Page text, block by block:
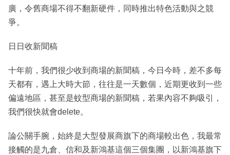
廣，令舊商場不得不翻新硬件，同時推出特色活動與之競
爭。
日日收新聞稿
十年前，我們很少收到商場的新聞稿，今日今時，差不多每
天都有，遇上大時大節，往往是一天數個，近期更收到一些
偏遠地區，甚至是蚊型商場的新聞稿，若果內容不夠吸引，
我們很快就會delete。
論公關手腕，始終是大型發展商旗下的商場較出色，我最常
接觸的是九倉、信和及新鴻基這個三個集團，以新鴻基旗下